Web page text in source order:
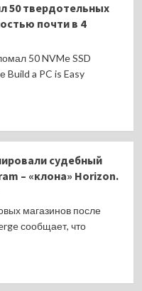
50 твердотельных
почти в 4
50 NVMe SSD
Build a PC is Easy
судебный
– «клона» Horizon.
магазинов после
сообщает, что